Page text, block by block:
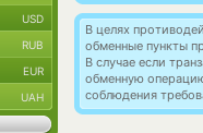
В целях
обменные пункты
В случае если
обменную
соблюдения
USD
RUB
EUR
UAH